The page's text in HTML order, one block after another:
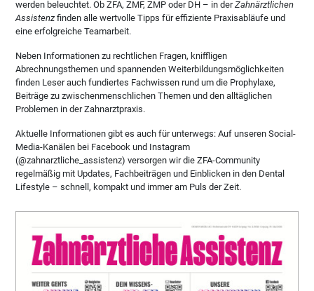
werden beleuchtet. Ob ZFA, ZMF, ZMP oder DH – in derZahnärztlichen
Assistenz finden alle wertvolle Tipps für effiziente Praxisabläufe und
eine erfolgreiche Teamarbeit.
Neben Informationen zu rechtlichen Fragen, kniffligen
Abrechnungsthemen und spannenden Weiterbildungsmöglichkeiten
finden Leser auch fundiertes Fachwissen rund um die Prophylaxe,
Beiträge zu zwischenmenschlichen Themen und den alltäglichen
Problemen in der Zahnarztpraxis.
Aktuelle Informationen gibt es auch für unterwegs: Auf unseren Social-
Media-Kanälen bei Facebook und Instagram
(@zahnarztliche_assistenz) versorgen wir die ZFA-Community
regelmäßig mit Updates, Fachbeiträgen und Einblicken in den Dental
Lifestyle – schnell, kompakt und immer am Puls der Zeit.